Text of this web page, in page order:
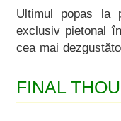
Ultimul popas la
exclusiv pietonal
cea mai
FINAL